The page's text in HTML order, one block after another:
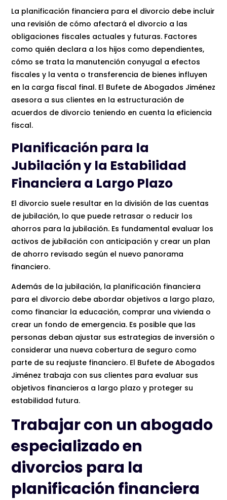
La planificación financiera para el divorcio debe incluir
una revisión de cómo afectará el divorcio a las
obligaciones fiscales actuales y futuras. Factores
como quién declara a los hijos como dependientes,
cómo se trata la manutención conyugal a efectos
fiscales y la venta o transferencia de bienes influyen
en la carga fiscal final. El Bufete de Abogados Jiménez
asesora a sus clientes en la estructuración de
acuerdos de divorcio teniendo en cuenta la eficiencia
fiscal.
Planificación para la
Jubilación y la Estabilidad
Financiera a Largo Plazo
El divorcio suele resultar en la división de las cuentas
de jubilación, lo que puede retrasar o reducir los
ahorros para la jubilación. Es fundamental evaluar los
activos de jubilación con anticipación y crear un plan
de ahorro revisado según el nuevo panorama
financiero.
Además de la jubilación, la planificación financiera
para el divorcio debe abordar objetivos a largo plazo,
como financiar la educación, comprar una vivienda o
crear un fondo de emergencia. Es posible que las
personas deban ajustar sus estrategias de inversión o
considerar una nueva cobertura de seguro como
parte de su reajuste financiero. El Bufete de Abogados
Jiménez trabaja con sus clientes para evaluar sus
objetivos financieros a largo plazo y proteger su
estabilidad futura.
Trabajar con un abogado
especializado en
divorcios para la
planificación financiera